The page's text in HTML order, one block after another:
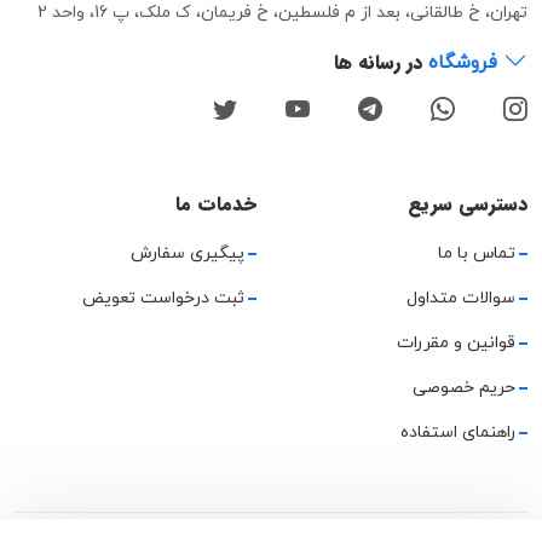
تهران، خ طالقانی، بعد از م فلسطین، خ فریمان، ک ملک، پ 16، واحد 2
فروشگاه در رسانه ها
دسترسی سریع
تماس با ما
سوالات متداول
قوانین و مقررات
حریم خصوصی
راهنمای استفاده
خدمات ما
پیگیری سفارش
ثبت درخواست تعویض